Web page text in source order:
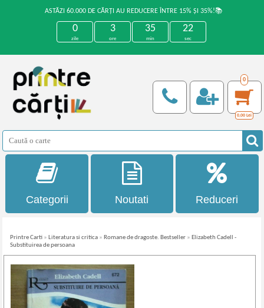
ASTĂZI 60.000 DE CĂRȚI AU REDUCERE ÎNTRE 15% ȘI 35%!📚
0
zile
3
ore
35
min
21
sec
0
0,00 Lei
Categorii Noutati Reduceri
Printre Carti » Literatura si critica » Romane de dragoste. Bestseller » Elizabeth Cadell -
Substituirea de persoana